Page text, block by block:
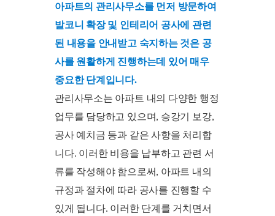
아파트의 관리사무소를 먼저 방문하여
발코니 확장 및 인테리어 공사에 관련
된 내용을 안내받고 숙지하는 것은 공
사를 원활하게 진행하는데 있어 매우
중요한 단계입니다.
관리사무소는 아파트 내의 다양한 행정
업무를 담당하고 있으며, 승강기 보강,
공사 예치금 등과 같은 사항을 처리합
니다. 이러한 비용을 납부하고 관련 서
류를 작성해야 함으로써, 아파트 내의
규정과 절차에 따라 공사를 진행할 수
있게 됩니다. 이러한 단계를 거치면서